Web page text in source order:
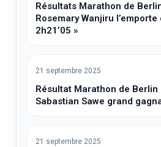
Résultats Marathon de
Rosemary Wanjiru
2h21’05 »
21 septembre 2025
Résultat Marathon de Berlin
Sabastian Sawe grand
21 septembre 2025